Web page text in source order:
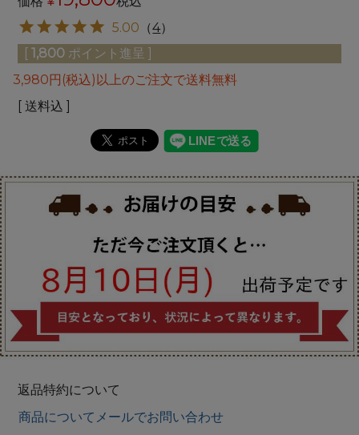
5.00 （4）
[ 1,800 ポイント進呈 ]
3,980円(税込)以上のご注文で送料無料
送料込
返品特約について
商品についてメールでお問い合わせ